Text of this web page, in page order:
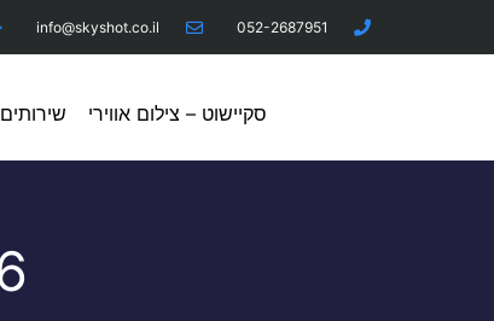
052-2687951
info@skyshot.co.il
סקיישוט – צילום אווירי שירותים